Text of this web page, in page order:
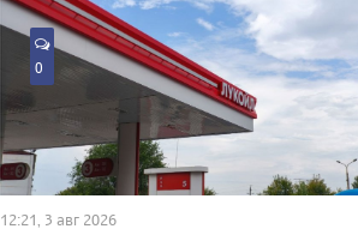
0
12:21, 3 авг 2026